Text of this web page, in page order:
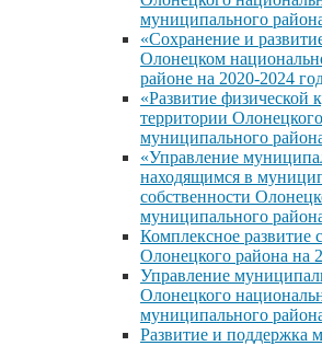
муниципального
«Сохранение и
Олонецком
районе на 2020-2024
«Развитие физической
территории
муниципального
«Управление
находящимся в
собственности
муниципального
Комплексное развитие
Олонецкого района на
Управление
Олонецкого
муниципального
Развитие и поддержка